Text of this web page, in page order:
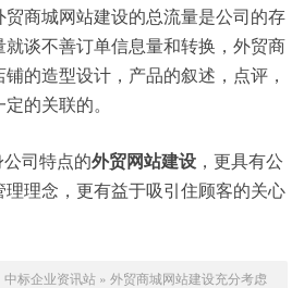
商城网站建设的总流量是公司的存
谈不善订单信息量和转换，外贸商
的造型设计，产品的叙述，点评，
的关联的。
司特点的外贸网站建设 ，更具有公
理念，更有益于吸引住顾客的关心
中标企业资讯站» 外贸商城网站建设充分考虑